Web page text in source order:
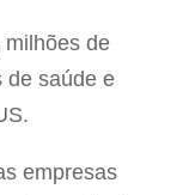
milhões de
de saúde e
empresas